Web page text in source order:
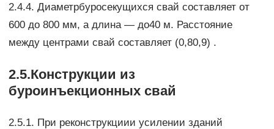
2.4.4. Диаметрбуросекущихся свай составляет от
600 до 800 мм, а длина — до40 м. Расстояние
между центрами свай составляет (0,80,9) .
2.5.Конструкции из
буроинъекционных свай
2.5.1. При реконструкциии усилении зданий